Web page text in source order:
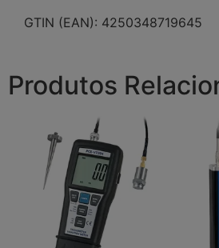
GTIN (EAN): 4250348719645
Produtos